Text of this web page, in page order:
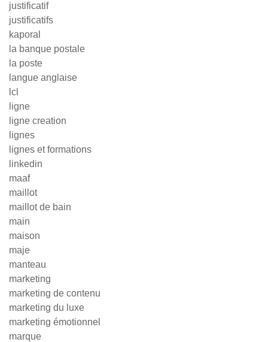
justificatif
justificatifs
kaporal
la banque postale
la poste
langue anglaise
lcl
ligne
ligne creation
lignes
lignes et formations
linkedin
maaf
maillot
maillot de bain
main
maison
maje
manteau
marketing
marketing de contenu
marketing du luxe
marketing émotionnel
marque